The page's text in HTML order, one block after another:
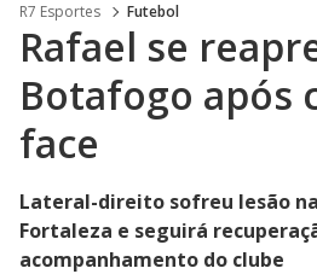
R7 Esportes Futebol
Rafael se
Botafogo após
face
Lateral-direito sofreu lesão
Fortaleza e seguirá
acompanhamento do clube